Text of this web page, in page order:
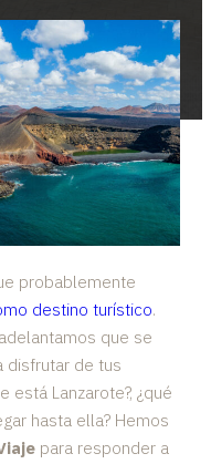
probablemente
destino turístico.
que se
disfrutar de tus
está Lanzarote?, ¿qué
hasta ella? Hemos
para responder a